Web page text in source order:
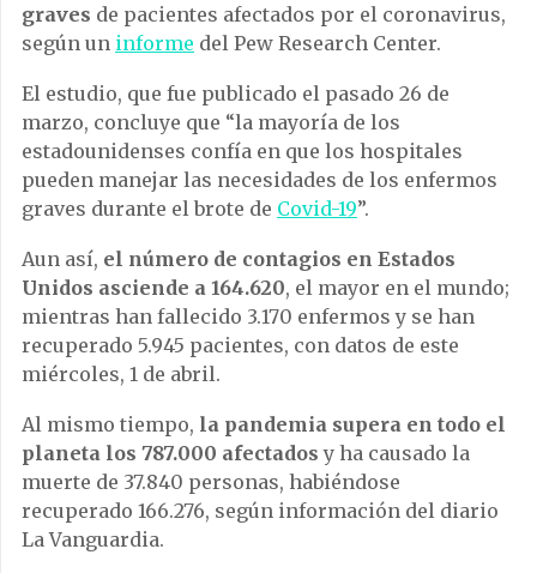
graves de pacientes afectados por el coronavirus,
según un informe del Pew Research Center.
El estudio, que fue publicado el pasado 26 de
marzo, concluye que “la mayoría de los
estadounidenses confía en que los hospitales
pueden manejar las necesidades de los enfermos
graves durante el brote de Covid-19”.
Aun así, el número de contagios en Estados
Unidos asciende a 164.620, el mayor en el mundo;
mientras han fallecido 3.170 enfermos y se han
recuperado 5.945 pacientes, con datos de este
miércoles, 1 de abril.
Al mismo tiempo, la pandemia supera en todo el
planeta los 787.000 afectados y ha causado la
muerte de 37.840 personas, habiéndose
recuperado 166.276, según información del diario
La Vanguardia.